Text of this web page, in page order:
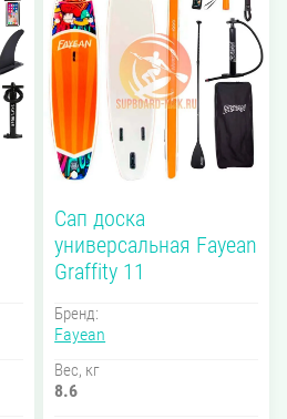
Сап доска
универсальная Fayean
Graffity 11
Бренд:
Fayean
Вес, кг
8.6